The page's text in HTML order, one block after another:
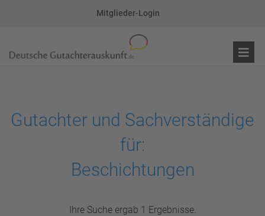
Mitglieder-Login
Gutachter und Sachverständige
für:
Beschichtungen
Ihre Suche ergab 1 Ergebnisse.